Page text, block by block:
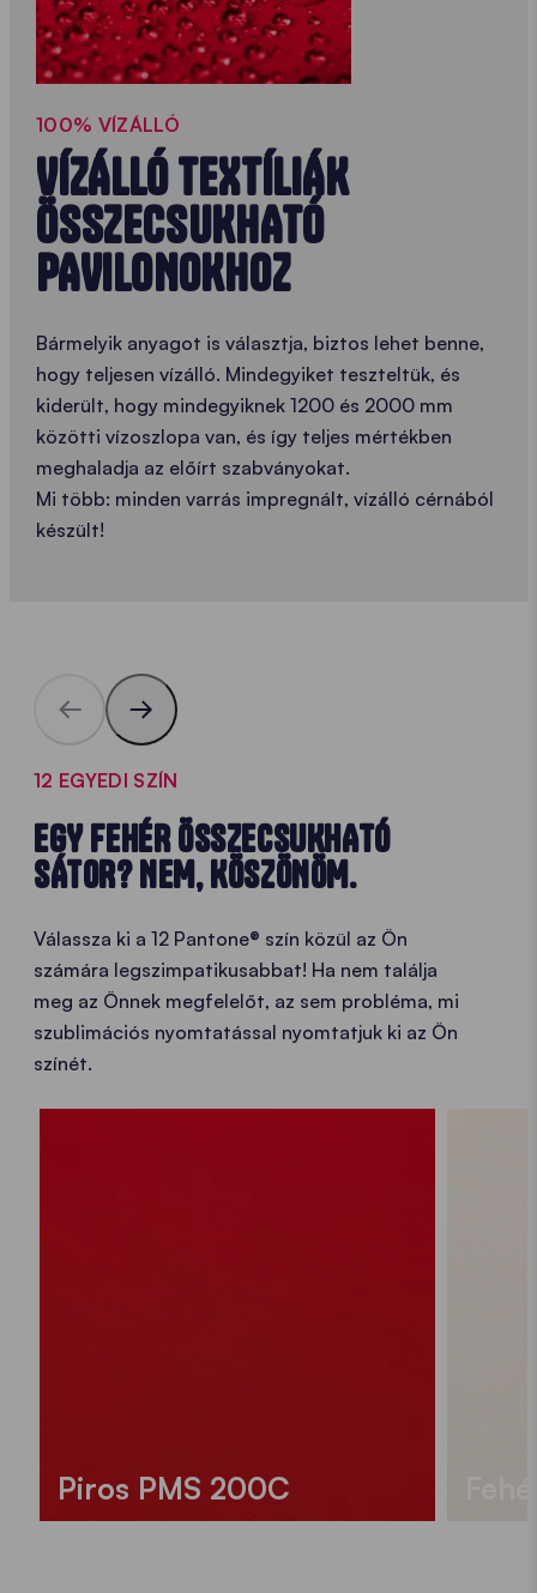
100% VÍZÁLLÓ
VÍZÁLLÓ TEXTÍLIÁK
ÖSSZECSUKHATÓ
PAVILONOKHOZ
Bármelyik anyagot is választja, biztos lehet benne,
hogy teljesen vízálló. Mindegyiket teszteltük, és
kiderült, hogy mindegyiknek 1200 és 2000 mm
közötti vízoszlopa van, és így teljes mértékben
meghaladja az előírt szabványokat.
Mi több: minden varrás impregnált, vízálló cérnából
készült!
12 EGYEDI SZÍN
EGY FEHÉR ÖSSZECSUKHATÓ
SÁTOR? NEM, KÖSZÖNÖM.
Válassza ki a 12 Pantone® szín közül az Ön
számára legszimpatikusabbat! Ha nem találja
meg az Önnek megfelelőt, az sem probléma, mi
szublimációs nyomtatással nyomtatjuk ki az Ön
színét.
Piros PMS 200C